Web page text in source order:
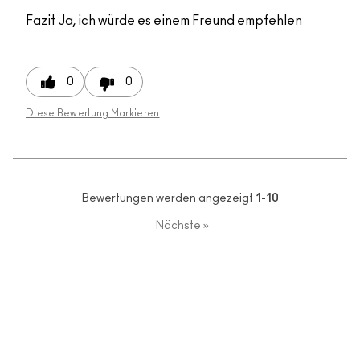
Fazit Ja, ich würde es einem Freund empfehlen
0 0
Diese Bewertung Markieren
Bewertungen werden angezeigt 1-10
Nächste »